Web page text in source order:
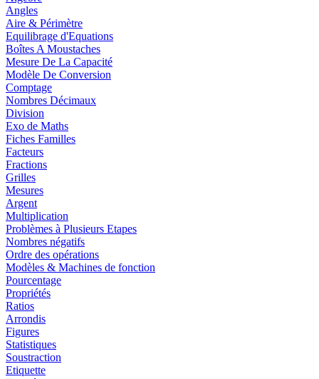
Angles
Aire & Périmètre
Equilibrage d'Equations
Boîtes A Moustaches
Mesure De La Capacité
Modèle De Conversion
Comptage
Nombres Décimaux
Division
Exo de Maths
Fiches Familles
Facteurs
Fractions
Grilles
Mesures
Argent
Multiplication
Problèmes à Plusieurs Etapes
Nombres négatifs
Ordre des opérations
Modèles & Machines de fonction
Pourcentage
Propriétés
Ratios
Arrondis
Figures
Statistiques
Soustraction
Etiquette